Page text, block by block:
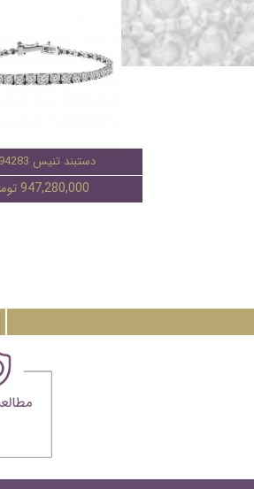
دستبند تنیس 94094283
947,280,000 تومان